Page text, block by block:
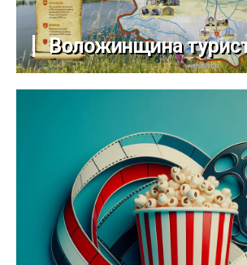
Воложинщина